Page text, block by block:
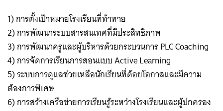
1) การตั้งเป้าหมายโรงเรียนที่ท้าทาย
2) การพัฒนาระบบสารสนเทศที่มีประสิทธิภาพ
3) การพัฒนาครูและผู้บริหารด้วยกระบวนการ PLC Coaching
4) การจัดการเรียนการสอนแบบ Active Learning
5) ระบบการดูแลช่วยเหลือนักเรียนที่ด้อยโอกาสและมีความ
ต้องการพิเศษ
6) การสร้างเครือข่ายการเรียนรู้ระหว่างโรงเรียนและผู้ปกครอง